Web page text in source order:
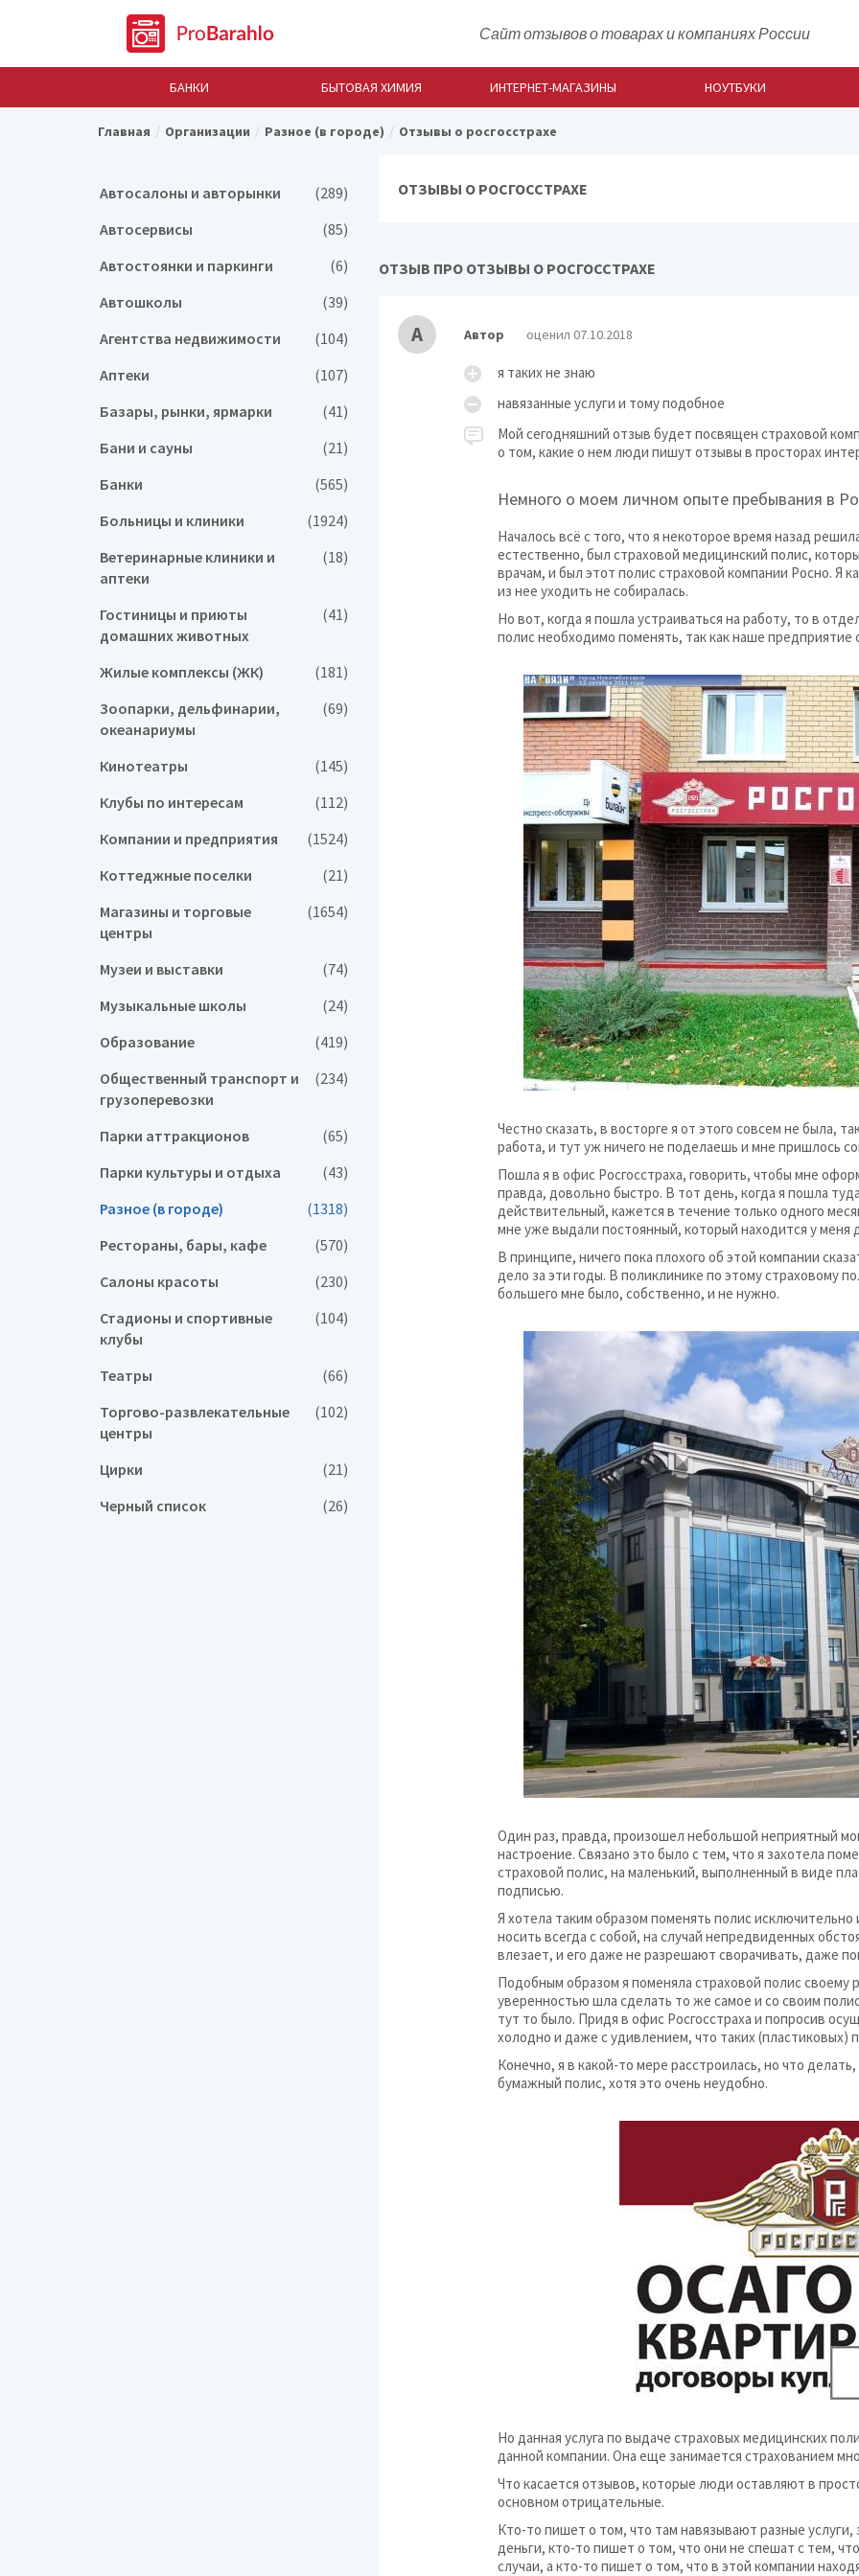
Сайт отзывов о товарах и компаниях России
БАНКИ БЫТОВАЯ ХИМИЯ ИНТЕРНЕТ-МАГАЗИНЫ НОУТБУКИ
Главная Организации Разное (в городе) Отзывы о росгосстрахе
ОТЗЫВЫ О РОСГОССТРАХЕ
ОТЗЫВ ПРО ОТЗЫВЫ О РОСГОССТРАХЕ
А Автор оценил 07.10.2018
я таких не знаю
навязанные услуги и тому подобное
Мой сегодняшний отзыв будет посвящен страховой
о том, какие о нем люди пишут отзывы в просторах
Немного о моем личном опыте пребывания в
Началось всё с того, что я некоторое время назад
естественно, был страховой медицинский полис,
врачам, и был этот полис страховой компании Росно. Я
из нее уходить не собиралась.
Но вот, когда я пошла устраиваться на работу, то в
полис необходимо поменять, так как наше предприятие
Честно сказать, в восторге я от этого совсем не была,
работа, и тут уж ничего не поделаешь и мне пришлось
Пошла я в офис Росгосстраха, говорить, чтобы мне
правда, довольно быстро. В тот день, когда я пошла
действительный, кажется в течение только одного
мне уже выдали постоянный, который находится у меня
В принципе, ничего пока плохого об этой компании
дело за эти годы. В поликлинике по этому страховому
большего мне было, собственно, и не нужно.
Один раз, правда, произошел небольшой неприятный
настроение. Связано это было с тем, что я захотела
страховой полис, на маленький, выполненный в виде
подписью.
Я хотела таким образом поменять полис
носить всегда с собой, на случай непредвиденных
влезает, и его даже не разрешают сворачивать, даже
Подобным образом я поменяла страховой полис своему
уверенностью шла сделать то же самое и со своим
тут то было. Придя в офис Росгосстраха и попросив
холодно и даже с удивлением, что таких (пластиковых)
Конечно, я в какой-то мере расстроилась, но что
бумажный полис, хотя это очень неудобно.
Но данная услуга по выдаче страховых медицинских
данной компании. Она еще занимается страхованием
Что касается отзывов, которые люди оставляют в
основном отрицательные.
Кто-то пишет о том, что там навязывают разные
деньги, кто-то пишет о том, что они не спешат с тем,
случаи, а кто-то пишет о том, что в этой компании
Автосалоны и авторынки (289)
Автосервисы (85)
Автостоянки и паркинги (6)
Автошколы (39)
Агентства недвижимости (104)
Аптеки (107)
Базары, рынки, ярмарки (41)
Бани и сауны (21)
Банки (565)
Больницы и клиники (1924)
Ветеринарные клиники и
аптеки
(18)
Гостиницы и приюты
домашних животных
(41)
Жилые комплексы (ЖК) (181)
Зоопарки, дельфинарии,
океанариумы
(69)
Кинотеатры (145)
Клубы по интересам (112)
Компании и предприятия (1524)
Коттеджные поселки (21)
Магазины и торговые
центры
(1654)
Музеи и выставки (74)
Музыкальные школы (24)
Образование (419)
Общественный транспорт и
грузоперевозки
(234)
Парки аттракционов (65)
Парки культуры и отдыха (43)
Разное (в городе) (1318)
Рестораны, бары, кафе (570)
Салоны красоты (230)
Стадионы и спортивные
клубы
(104)
Театры (66)
Торгово-развлекательные
центры
(102)
Цирки (21)
Черный список (26)